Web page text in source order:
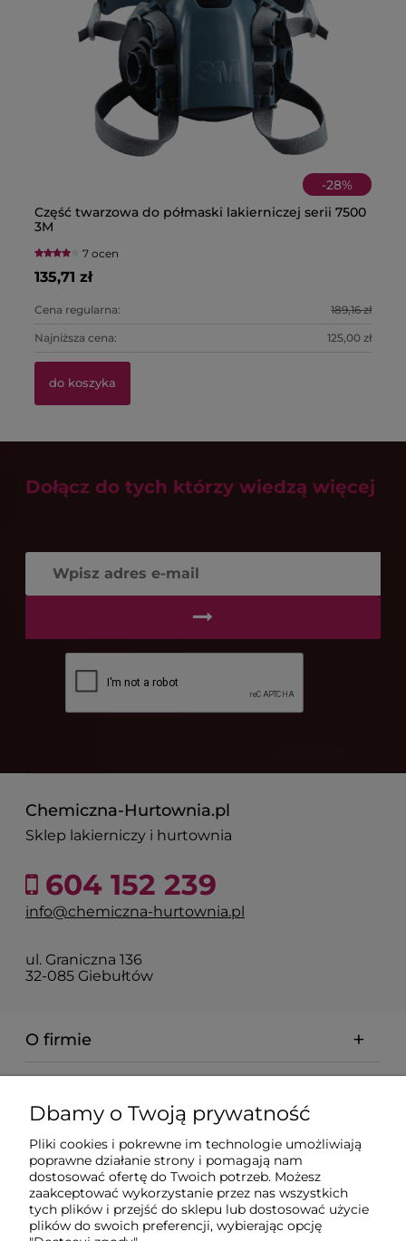
-28%
Część twarzowa do półmaski lakierniczej serii 7500
3M
7 ocen
135,71 zł
Cena regularna: 189,16 zł
Najniższa cena: 125,00 zł
do koszyka
Dołącz do tych którzy wiedzą więcej
Chemiczna-Hurtownia.pl
Sklep lakierniczy i hurtownia
604 152 239
info@chemiczna-hurtownia.pl
ul. Graniczna 136
32-085 Giebułtów
O firmie
Dostawa
Moje konto
Dbamy o Twoją prywatność
Pliki cookies i pokrewne im technologie umożliwiają
poprawne działanie strony i pomagają nam
dostosować ofertę do Twoich potrzeb. Możesz
zaakceptować wykorzystanie przez nas wszystkich
tych plików i przejść do sklepu lub dostosować użycie
plików do swoich preferencji, wybierając opcję